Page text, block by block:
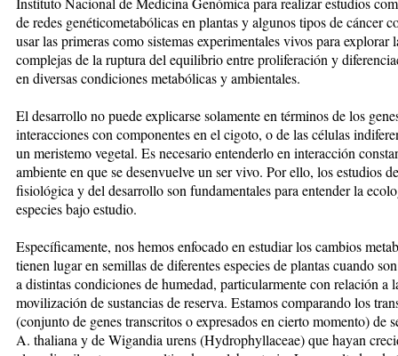
de redes genéticometabólicas en plantas y algunos tipos de cáncer
usar las primeras como sistemas experimentales vivos para explorar
complejas de la ruptura del equilibrio entre proliferación y
en diversas condiciones metabólicas y ambientales.
El desarrollo no puede explicarse solamente en términos de los
interacciones con componentes en el cigoto, o de las células
un meristemo vegetal. Es necesario entenderlo en interacción
ambiente en que se desenvuelve un ser vivo. Por ello, los estudios
fisiológica y del desarrollo son fundamentales para entender la
especies bajo estudio.
Específicamente, nos hemos enfocado en estudiar los cambios
tienen lugar en semillas de diferentes especies de plantas cuando
a distintas condiciones de humedad, particularmente con relación a
movilización de sustancias de reserva. Estamos comparando los
(conjunto de genes transcritos o expresados en cierto momento) de
A. thaliana y de Wigandia urens (Hydrophyllaceae) que hayan